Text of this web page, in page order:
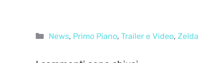
Categorie
News, Primo Piano, Trailer e Video, Zelda